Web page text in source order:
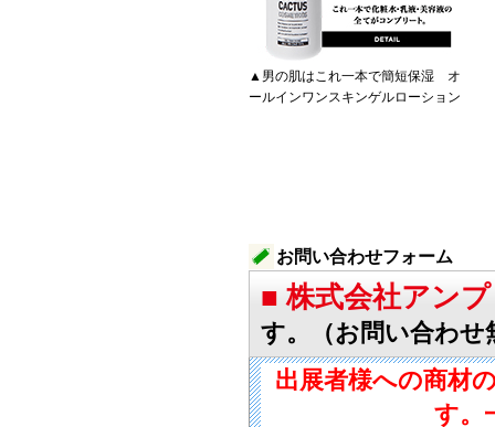
▲男の肌はこれ一本で簡短保湿 オ
ールインワンスキンゲルローション
お問い合わせフォーム
■ 株式会社アン
す。（お問い合わせ
出展者様への商材
す。